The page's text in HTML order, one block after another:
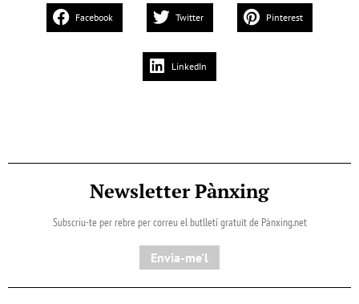
Facebook Twitter Pinterest
LinkedIn
Newsletter Pànxing
Subscriu-te per rebre per correu el butlletí gratuït de Pànxing.net​
Envia-me'l